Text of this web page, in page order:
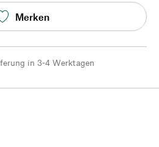
Merken
in 3-4 Werktagen